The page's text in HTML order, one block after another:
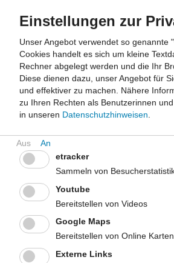
Kartenansicht Listenansicht
Kartenfilter
anzuzeigende
Netzwerke
euPrevent
EurSafety Health-net
mre-netz regio rhein ahr
mre-
andere regionale Netzwerke
alle auswählen
alle abwählen
und
MRE-
Netzwerke
Karte
+
−
Einstellungen zur
Unser Angebot verwendet so genannte
Cookies handelt es sich um kleine
Rechner abgelegt werden und die Ihr
Diese dienen dazu, unser Angebot für
und effektiver zu machen.
Nähere
zu Ihren Rechten als Benutzerinnen
in unseren Datenschutzhinweisen
etracker
Sammeln von
Youtube
Bereitstellen von Videos
Google Maps
Bereitstellen von Online Karten
Externe Links